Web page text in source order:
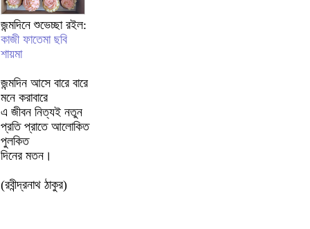
জন্মদিনে শুভেচ্ছা রইল:
কাজী ফাতেমা ছবি
শায়মা
জন্মদিন আসে বারে বারে
মনে করাবারে
এ জীবন নিত্যই নতুন
প্রতি প্রাতে আলোকিত
পুলকিত
দিনের মতন।
(রবীন্দ্রনাথ ঠাকুর)